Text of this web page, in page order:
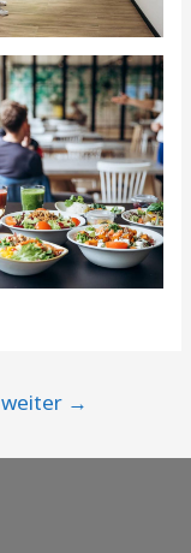
weiter →